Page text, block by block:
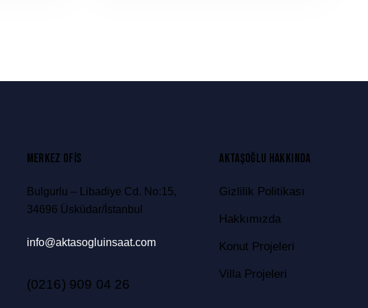
MERKEZ OFIS
Bulgurlu – Libadiye Cd. No:15,
34696 Üsküdar/İstanbul
info@aktasogluinsaat.com
(0216) 909 04 26
AKTAŞOĞLU HAKKINDA
Gizlilik Politikası
Hakkımızda
Konut Projeleri
Villa Projeleri